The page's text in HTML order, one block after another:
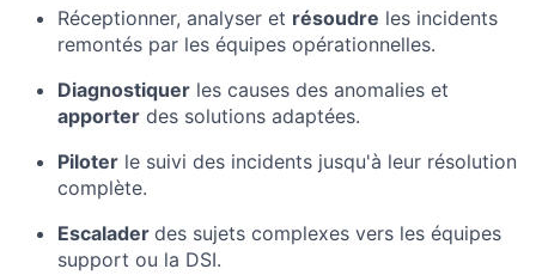
Réceptionner, analyser et résoudre les incidents
remontés par les équipes opérationnelles.
Diagnostiquer les causes des anomalies et
apporter des solutions adaptées.
Piloter le suivi des incidents jusqu'à leur résolution
complète.
Escalader des sujets complexes vers les équipes
support ou la DSI.